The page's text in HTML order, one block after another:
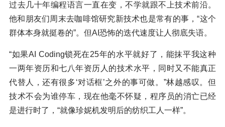
过去几十年编程语言一直在变，不学就跟不上技术前沿。
他和朋友们周末去咖啡馆研究新技术也是常有的事，“这个
群体本身就挺卷的”。但AI恐怖的迭代速度让人彻底失语。
“如果AI Coding锁死在25年的水平就好了，能抹平我这种
一两年资历和七八年资历人的技术水平，同时又不能真正
代替人，还有很多‘对话框’之外的事可做。”林越感叹。但
技术不会为谁停车，现在他毫不怀疑，程序员的消亡已经
是进行时了，“就像珍妮机发明后的纺织工人一样”。